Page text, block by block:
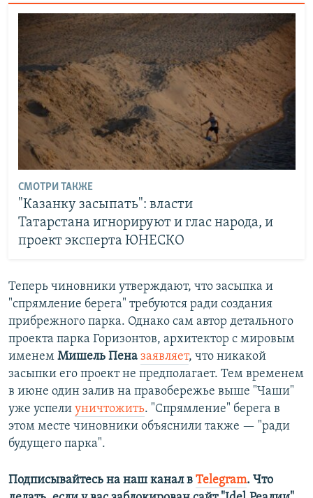
СМОТРИ ТАКЖЕ
"Казанку засыпать": власти
Татарстана игнорируют и глас народа, и
проект эксперта ЮНЕСКО
Теперь чиновники утверждают, что засыпка и
"спрямление берега" требуются ради создания
прибрежного парка. Однако сам автор детального
проекта парка Горизонтов, архитектор с мировым
именем Мишель Пена заявляет, что никакой
засыпки его проект не предполагает. Тем временем
в июне один залив на правобережье выше "Чаши"
уже успели уничтожить. "Спрямление" берега в
этом месте чиновники объяснили также — "ради
будущего парка".
Подписывайтесь на наш канал в Telegram. Что